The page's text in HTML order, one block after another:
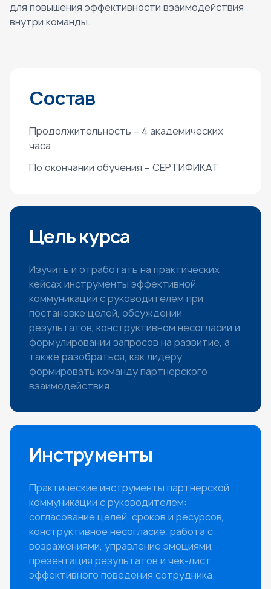
для повышения эффективности взаимодействия
внутри команды.
Состав
Продолжительность – 4 академических
часа
По окончании обучения – СЕРТИФИКАТ
Цель курса
Изучить и отработать на практических
кейсах инструменты эффективной
коммуникации с руководителем при
постановке целей, обсуждении
результатов, конструктивном несогласии и
формулировании запросов на развитие, а
также разобраться, как лидеру
формировать команду партнерского
взаимодействия.
Инструменты
Практические инструменты партнерской
коммуникации с руководителем:
согласование целей, сроков и ресурсов,
конструктивное несогласие, работа с
возражениями, управление эмоциями,
презентация результатов и чек-лист
эффективного поведения сотрудника.